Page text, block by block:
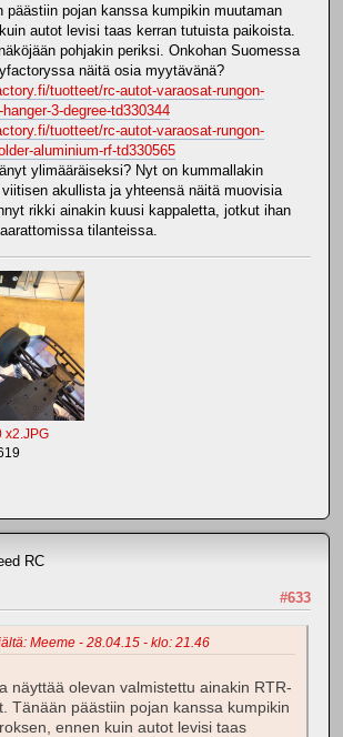
päästiin pojan kanssa kumpikin muutaman
autot levisi taas kerran tutuista paikoista.
pohjakin periksi. Onkohan Suomessa
näitä osia myytävänä?
tuotteet/rc-autot-varaosat-rungon-
3-degree-td330344
tuotteet/rc-autot-varaosat-rungon-
aluminium-rf-td330565
ylimääräiseksi? Nyt on kummallakin
akullista ja yhteensä näitä muovisia
rikki ainakin kuusi kappaletta, jotkut ihan
tilanteissa.
x2.JPG
RC
#633
Meeme - 28.04.15 - klo: 21.46
näyttää olevan valmistettu ainakin RTR-
Tänään päästiin pojan kanssa kumpikin
ennen kuin autot levisi taas